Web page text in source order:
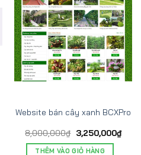
Website bán cây xanh BCXPro
8,000,000₫ 3,250,000₫
THÊM VÀO GIỎ HÀNG